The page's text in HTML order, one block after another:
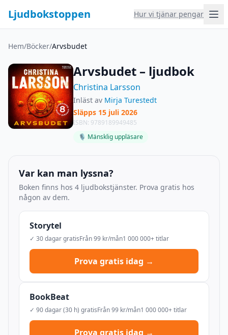
Ljudbokstoppen Hur vi tjänar pengar
Hem/Böcker/Arvsbudet
Arvsbudet – ljudbok
Christina Larsson
Inläst av Mirja Turestedt
Släpps 15 juli 2026
ISBN: 9789189949485
🎙 Mänsklig uppläsare
Var kan man lyssna?
Boken finns hos 4 ljudbokstjänster. Prova gratis hos
någon av dem.
Storytel
✓ 30 dagar gratisFrån 99 kr/mån1 000 000+ titlar
Prova gratis idag →
BookBeat
✓ 90 dagar (30 h) gratisFrån 99 kr/mån1 000 000+ titlar
Prova gratis idag →